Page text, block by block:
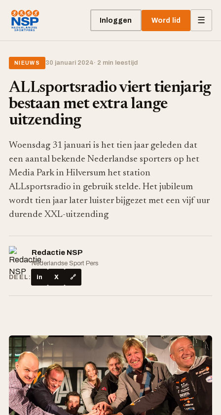
Inloggen Word lid ☰
NIEUWS 30 januari 2024· 2 min leestijd
ALLsportsradio viert tienjarig
bestaan met extra lange
uitzending
Woensdag 31 januari is het tien jaar geleden dat
een aantal bekende Nederlandse sporters op het
Media Park in Hilversum het station
ALLsportsradio in gebruik stelde. Het jubileum
wordt tien jaar later luister bijgezet met een vijf uur
durende XXL-uitzending
Redactie NSP
Nederlandse Sport Pers
DEEL:
in X 🔗